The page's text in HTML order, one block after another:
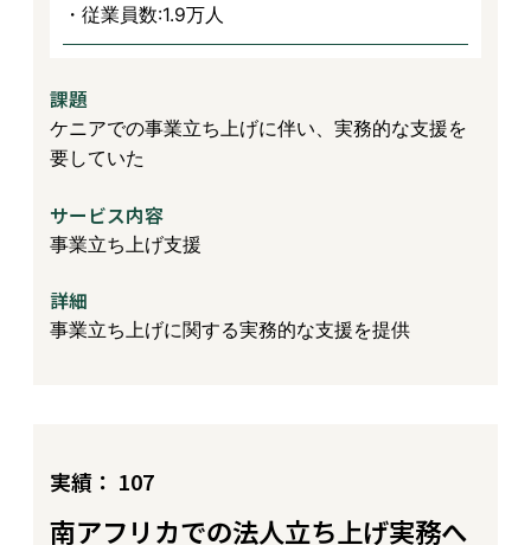
・従業員数:1.9万人
課題
ケニアでの事業立ち上げに伴い、実務的な支援を
要していた
サービス内容
事業立ち上げ支援
詳細
事業立ち上げに関する実務的な支援を提供
実績： 107
南アフリカでの法人立ち上げ実務へ